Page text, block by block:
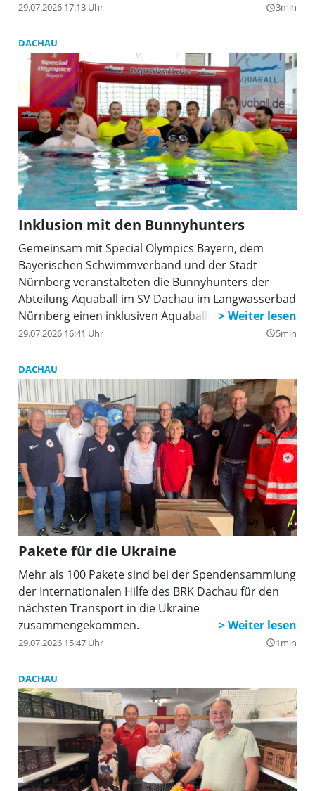
29.07.2026 17:13 Uhr query_builder3min
DACHAU
Inklusion mit den Bunnyhunters
Gemeinsam mit Special Olympics Bayern, dem
Bayerischen Schwimmverband und der Stadt
Nürnberg veranstalteten die Bunnyhunters der
Abteilung Aquaball im SV Dachau im Langwasserbad
Nürnberg einen inklusiven Aquaball-Aktionstag.
29.07.2026 16:41 Uhr query_builder5min
DACHAU
Pakete für die Ukraine
Mehr als 100 Pakete sind bei der Spendensammlung
der Internationalen Hilfe des BRK Dachau für den
nächsten Transport in die Ukraine
zusammengekommen.
29.07.2026 15:47 Uhr query_builder1min
DACHAU